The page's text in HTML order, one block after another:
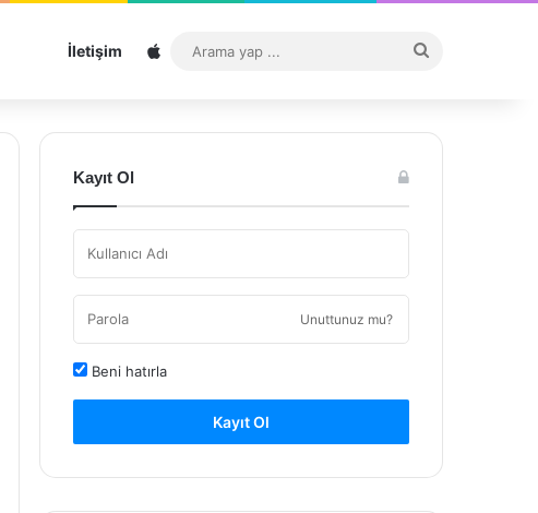
İletişim Sitemap
...
Kayıt Ol
Unuttunuz mu?
Beni hatırla
Kayıt Ol